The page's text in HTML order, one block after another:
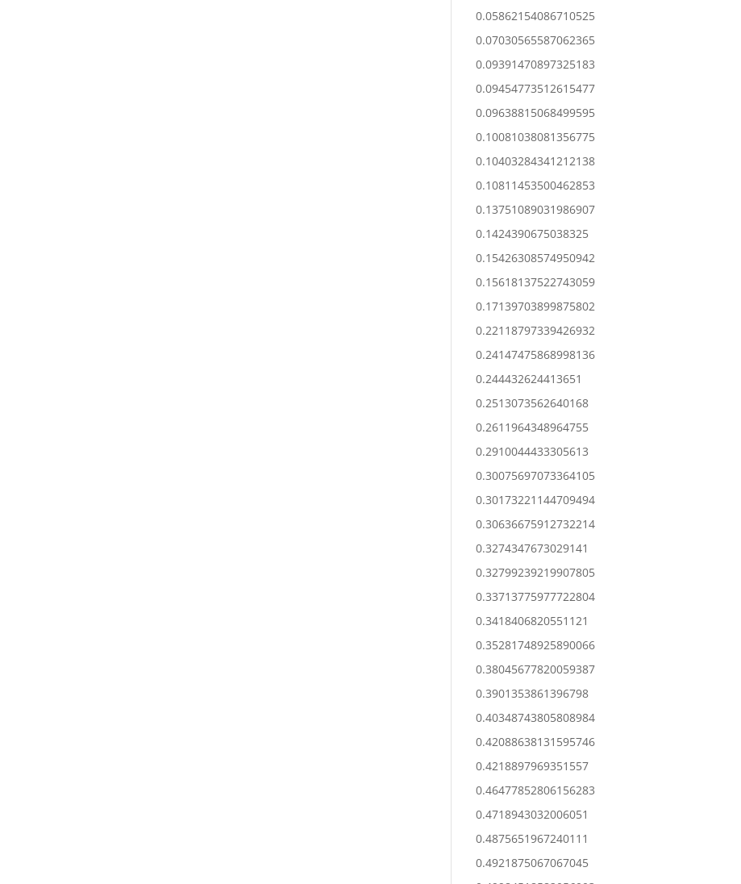
0.05862154086710525
0.07030565587062365
0.09391470897325183
0.09454773512615477
0.09638815068499595
0.10081038081356775
0.10403284341212138
0.10811453500462853
0.13751089031986907
0.1424390675038325
0.15426308574950942
0.15618137522743059
0.17139703899875802
0.22118797339426932
0.24147475868998136
0.244432624413651
0.2513073562640168
0.2611964348964755
0.2910044433305613
0.30075697073364105
0.30173221144709494
0.30636675912732214
0.3274347673029141
0.32799239219907805
0.33713775977722804
0.3418406820551121
0.35281748925890066
0.38045677820059387
0.3901353861396798
0.40348743805808984
0.42088638131595746
0.4218897969351557
0.46477852806156283
0.4718943032006051
0.4875651967240111
0.4921875067067045